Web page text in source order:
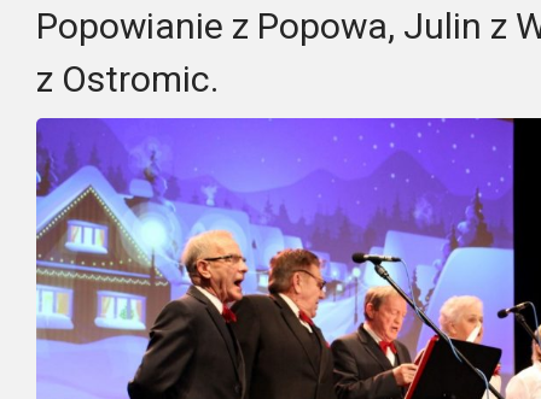
Popowianie z Popowa, Julin z
z Ostromic.